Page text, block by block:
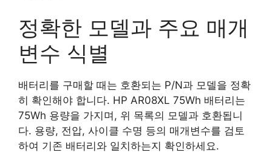
정확한 모델과 주요 매개
변수 식별
배터리를 구매할 때는 호환되는 P/N과 모델을 정확
히 확인해야 합니다. HP AR08XL 75Wh 배터리는
75Wh 용량을 가지며, 위 목록의 모델과 호환됩니
다. 용량, 전압, 사이클 수명 등의 매개변수를 검토
하여 기존 배터리와 일치하는지 확인하세요.